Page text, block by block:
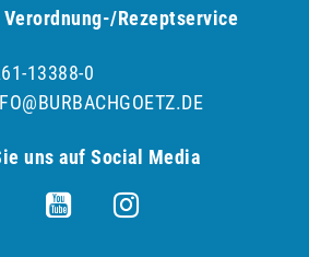
Verordnung-/Rezeptservice
13388-0
uns auf Social Media